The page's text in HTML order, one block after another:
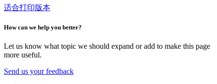
适合打印版本
How can we help you better?
Let us know what topic we should expand or add to make this page
more useful.
Send us your feedback